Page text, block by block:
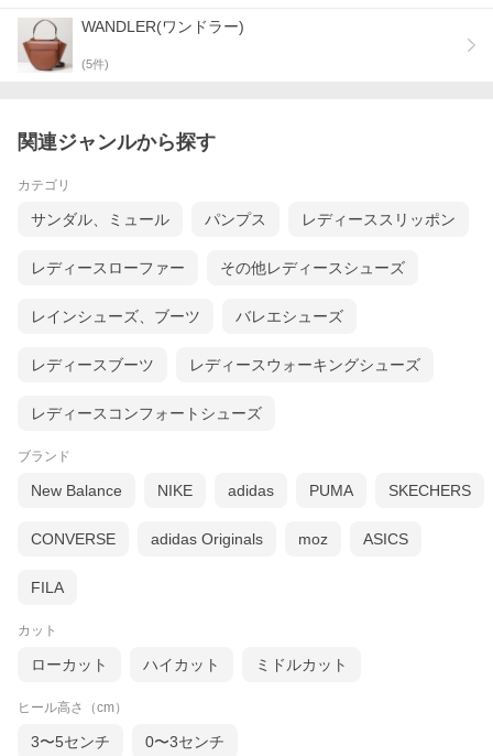
WANDLER(ワンドラー)
(5件)
関連ジャンルから探す
カテゴリ
サンダル、ミュール パンプス レディーススリッポン
レディースローファー その他レディースシューズ
レインシューズ、ブーツ バレエシューズ
レディースブーツ レディースウォーキングシューズ
レディースコンフォートシューズ
ブランド
New Balance NIKE adidas PUMA SKECHERS
CONVERSE adidas Originals moz ASICS
FILA
カット
ローカット ハイカット ミドルカット
ヒール高さ（cm）
3〜5センチ 0〜3センチ